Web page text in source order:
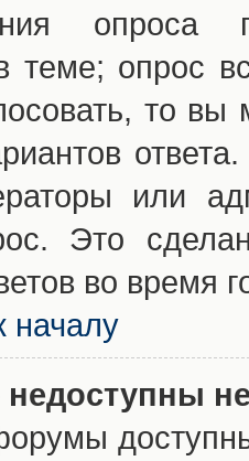
опроса
теме; опрос
то вы
или
Это
во время
началу
недоступны